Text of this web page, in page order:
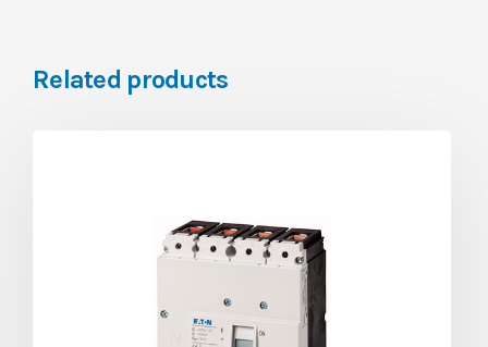
Related products